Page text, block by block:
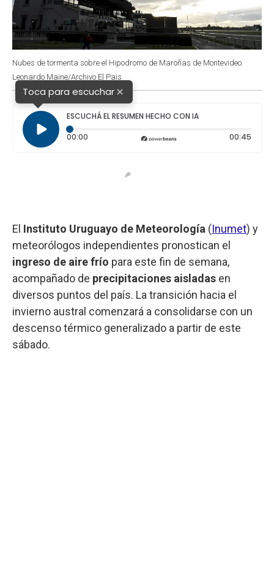
Nubes de tormenta sobre el Hipodromo de Maroñas de Montevideo.
Leonardo Maine/Archivo El Pais
Toca para escuchar×
ESCUCHÁ EL RESUMEN HECHO CON IA
00:00 Tiempo transcurrido: 0 segundos 00:45
El Instituto Uruguayo de Meteorología (Inumet) y
meteorólogos independientes pronostican el
ingreso de aire frío para este fin de semana,
acompañado de precipitaciones aisladas en
diversos puntos del país. La transición hacia el
invierno austral comenzará a consolidarse con un
descenso térmico generalizado a partir de este
sábado.